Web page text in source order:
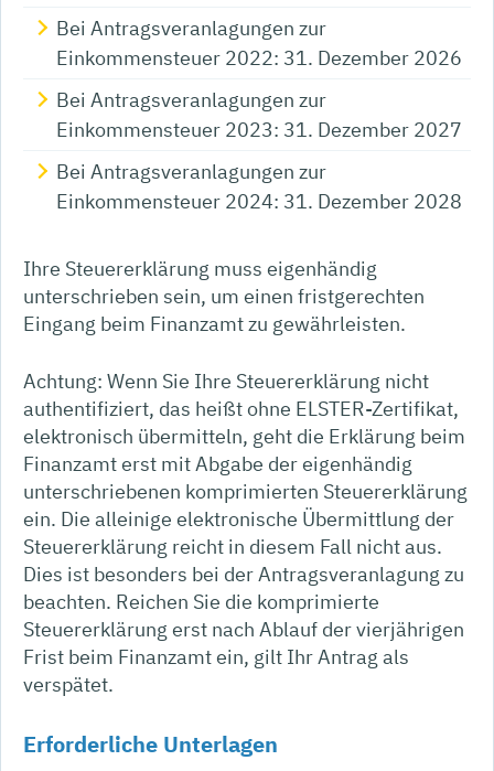
Bei Antragsveranlagungen zur
Einkommensteuer 2022: 31. Dezember 2026
Bei Antragsveranlagungen zur
Einkommensteuer 2023: 31. Dezember 2027
Bei Antragsveranlagungen zur
Einkommensteuer 2024: 31. Dezember 2028
Ihre Steuererklärung muss eigenhändig
unterschrieben sein, um einen fristgerechten
Eingang beim Finanzamt zu gewährleisten.
Achtung: Wenn Sie Ihre Steuererklärung nicht
authentifiziert, das heißt ohne ELSTER-Zertifikat,
elektronisch übermitteln, geht die Erklärung beim
Finanzamt erst mit Abgabe der eigenhändig
unterschriebenen komprimierten Steuererklärung
ein. Die alleinige elektronische Übermittlung der
Steuererklärung reicht in diesem Fall nicht aus.
Dies ist besonders bei der Antragsveranlagung zu
beachten. Reichen Sie die komprimierte
Steuererklärung erst nach Ablauf der vierjährigen
Frist beim Finanzamt ein, gilt Ihr Antrag als
verspätet.
Erforderliche Unterlagen